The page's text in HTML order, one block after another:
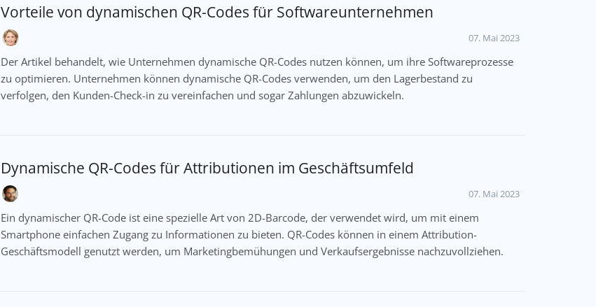
Vorteile von dynamischen QR-Codes für Softwareunternehmen
07. Mai 2023
Der Artikel behandelt, wie Unternehmen dynamische QR-Codes nutzen können, um ihre Softwareprozesse
zu optimieren. Unternehmen können dynamische QR-Codes verwenden, um den Lagerbestand zu
verfolgen, den Kunden-Check-in zu vereinfachen und sogar Zahlungen abzuwickeln.
Dynamische QR-Codes für Attributionen im Geschäftsumfeld
07. Mai 2023
Ein dynamischer QR-Code ist eine spezielle Art von 2D-Barcode, der verwendet wird, um mit einem
Smartphone einfachen Zugang zu Informationen zu bieten. QR-Codes können in einem Attribution-
Geschäftsmodell genutzt werden, um Marketingbemühungen und Verkaufsergebnisse nachzuvollziehen.